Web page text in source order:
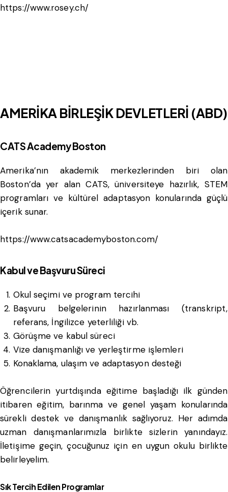
https://www.rosey.ch/
AMERİKA BİRLEŞİK DEVLETLERİ (ABD)
CATS Academy Boston
Amerika’nın akademik merkezlerinden biri olan
Boston’da yer alan CATS, üniversiteye hazırlık, STEM
programları ve kültürel adaptasyon konularında güçlü
içerik sunar.
https://www.catsacademyboston.com/
Kabul ve Başvuru Süreci
Okul seçimi ve program tercihi
Başvuru belgelerinin hazırlanması (transkript,
referans, İngilizce yeterliliği vb.
Görüşme ve kabul süreci
Vize danışmanlığı ve yerleştirme işlemleri
Konaklama, ulaşım ve adaptasyon desteği
Öğrencilerin yurtdışında eğitime başladığı ilk günden
itibaren eğitim, barınma ve genel yaşam konularında
sürekli destek ve danışmanlık sağlıyoruz. Her adımda
uzman danışmanlarımızla birlikte sizlerin yanındayız.
İletişime geçin, çocuğunuz için en uygun okulu birlikte
belirleyelim.
Sık Tercih Edilen Programlar